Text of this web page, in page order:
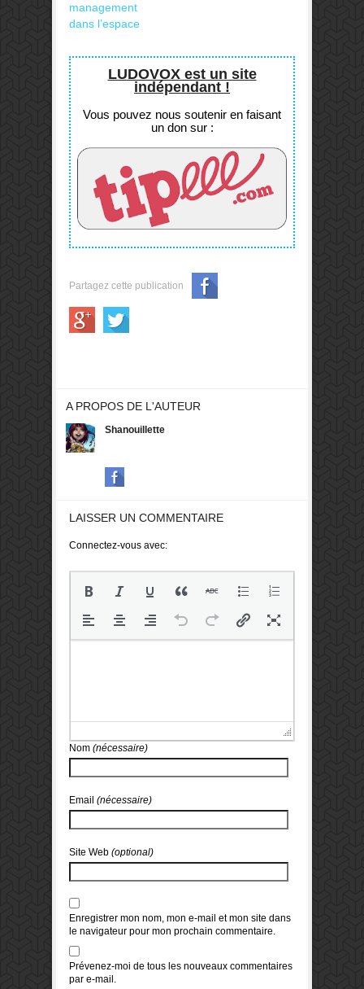
management
dans l’espace
LUDOVOX est un site
indépendant !
Vous pouvez nous soutenir en faisant
un don sur :
Partagez cette publication
A PROPOS DE L'AUTEUR
Shanouillette
LAISSER UN COMMENTAIRE
Connectez-vous avec:
Nom (nécessaire)
Email (nécessaire)
Site Web (optional)
Enregistrer mon nom, mon e-mail et mon site dans
le navigateur pour mon prochain commentaire.
Prévenez-moi de tous les nouveaux commentaires
par e-mail.